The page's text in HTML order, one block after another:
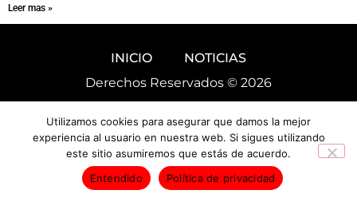
Leer mas »
INICIO
NOTICIAS
Derechos Reservados © 2026
Utilizamos cookies para asegurar que damos la mejor
experiencia al usuario en nuestra web. Si sigues utilizando
este sitio asumiremos que estás de acuerdo.
Entendido
Política de privacidad